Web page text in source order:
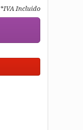
*IVA Incluido